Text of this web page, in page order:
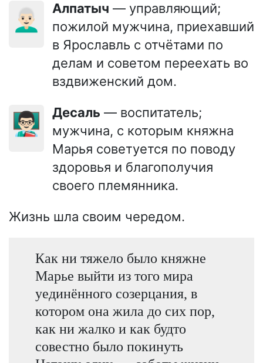
👨🏻‍🦳 Алпатыч — управляющий;
пожилой мужчина, приехавший
в Ярославль с отчётами по
делам и советом переехать во
вздвиженский дом.
👨🏻‍🏫 Десаль — воспитатель;
мужчина, с которым княжна
Марья советуется по поводу
здоровья и благополучия
своего племянника.
Жизнь шла своим чередом.
Как ни тяжело было княжне
Марье выйти из того мира
уединённого созерцания, в
котором она жила до сих пор,
как ни жалко и как будто
совестно было покинуть